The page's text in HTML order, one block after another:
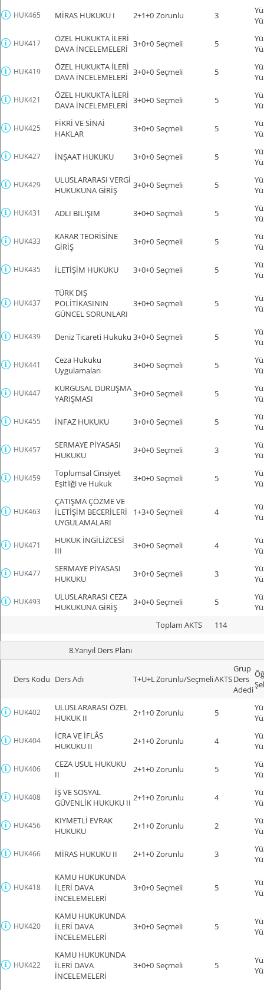
HUK465 MİRAS HUKUKU I 2+1+0 Zorunlu 3
HUK417
ÖZEL HUKUKTA İLERİ
DAVA İNCELEMELERİ 3+0+0 Seçmeli 5
HUK419
ÖZEL HUKUKTA İLERİ
DAVA İNCELEMELERİ 3+0+0 Seçmeli 5
HUK421
ÖZEL HUKUKTA İLERİ
DAVA İNCELEMELERİ 3+0+0 Seçmeli 5
HUK425
FİKRİ VE SİNAİ
HAKLAR
3+0+0 Seçmeli 5
HUK427 İNŞAAT HUKUKU 3+0+0 Seçmeli 5
HUK429
ULUSLARARASI VERGİ
HUKUKUNA GİRİŞ
3+0+0 Seçmeli 5
HUK431 ADLI BILIŞIM 3+0+0 Seçmeli 5
HUK433
KARAR TEORİSİNE
GİRİŞ
3+0+0 Seçmeli 5
HUK435 İLETİŞİM HUKUKU 3+0+0 Seçmeli 5
HUK437
TÜRK DIŞ
POLİTİKASININ
GÜNCEL SORUNLARI
3+0+0 Seçmeli 5
HUK439 Deniz Ticareti Hukuku 3+0+0 Seçmeli 5
HUK441
Ceza Hukuku
Uygulamaları
3+0+0 Seçmeli 5
HUK447
KURGUSAL DURUŞMA
YARIŞMASI
3+0+0 Seçmeli 5
HUK455 İNFAZ HUKUKU 3+0+0 Seçmeli 5
HUK457
SERMAYE PİYASASI
HUKUKU
3+0+0 Seçmeli 3
HUK459
Toplumsal Cinsiyet
Eşitliği ve Hukuk
3+0+0 Seçmeli 5
HUK463
ÇATIŞMA ÇÖZME VE
İLETİŞİM BECERİLERİ
UYGULAMALARI
1+3+0 Seçmeli 4
HUK471
HUKUK İNGİLİZCESİ
III
3+0+0 Seçmeli 4
HUK477
SERMAYE PİYASASI
HUKUKU
3+0+0 Seçmeli 3
HUK493
ULUSLARARASI CEZA
HUKUKUNA GİRİŞ
3+0+0 Seçmeli 5
Toplam AKTS
114
8.Yarıyıl Ders Planı
Ders Kodu Ders Adı T+U+LZorunlu/SeçmeliAKTS
Grup
Ders
Adedi
HUK402
ULUSLARARASI ÖZEL
HUKUK II
2+1+0 Zorunlu 5
HUK404
İCRA VE İFLÂS
HUKUKU II
2+1+0 Zorunlu 4
HUK406
CEZA USUL HUKUKU
II
2+1+0 Zorunlu 5
HUK408
İŞ VE SOSYAL
GÜVENLİK HUKUKU II 2+1+0 Zorunlu 4
HUK456
KIYMETLİ EVRAK
HUKUKU
2+1+0 Zorunlu 2
HUK466 MİRAS HUKUKU II 2+1+0 Zorunlu 3
HUK418
KAMU HUKUKUNDA
İLERİ DAVA
İNCELEMELERİ
3+0+0 Seçmeli 5
HUK420
KAMU HUKUKUNDA
İLERİ DAVA
İNCELEMELERİ
3+0+0 Seçmeli 5
HUK422
KAMU HUKUKUNDA
İLERİ DAVA
İNCELEMELERİ
3+0+0 Seçmeli 5